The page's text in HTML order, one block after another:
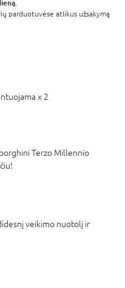
parduotuvėse atlikus užsakymą
x 2
Terzo Millennio
veikimo nuotolį ir